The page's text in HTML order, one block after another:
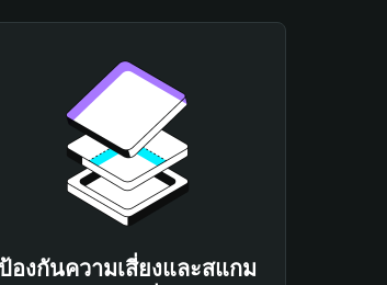
ป้องกันความเสี่ยงและสแกม